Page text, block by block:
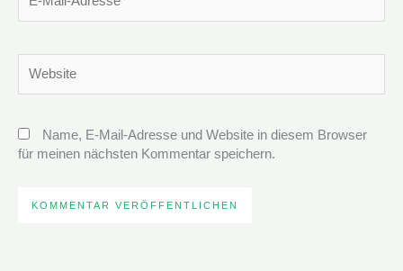
Mail-
Name, E-Mail-Adresse und Website in diesem Browser
für meinen nächsten Kommentar speichern.